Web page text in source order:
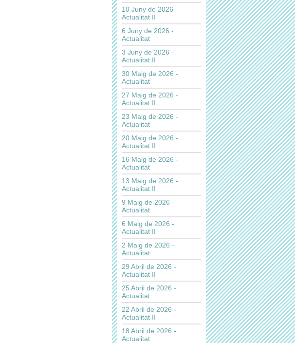
10 Juny de 2026 -
Actualitat II
6 Juny de 2026 -
Actualitat
3 Juny de 2026 -
Actualitat II
30 Maig de 2026 -
Actualitat
27 Maig de 2026 -
Actualitat II
23 Maig de 2026 -
Actualitat
20 Maig de 2026 -
Actualitat II
16 Maig de 2026 -
Actualitat
13 Maig de 2026 -
Actualitat II
9 Maig de 2026 -
Actualitat
6 Maig de 2026 -
Actualitat II
2 Maig de 2026 -
Actualitat
29 Abril de 2026 -
Actualitat II
25 Abril de 2026 -
Actualitat
22 Abril de 2026 -
Actualitat II
18 Abril de 2026 -
Actualitat